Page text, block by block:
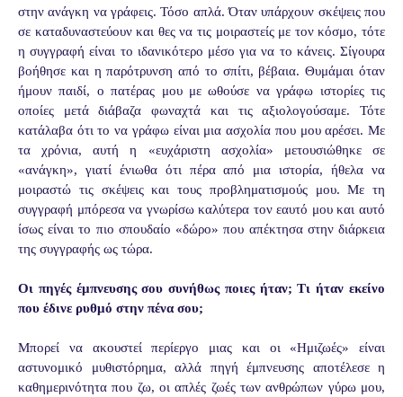
στην ανάγκη να γράφεις. Τόσο απλά. Όταν υπάρχουν σκέψεις που
σε καταδυναστεύουν και θες να τις μοιραστείς με τον κόσμο, τότε
η συγγραφή είναι το ιδανικότερο μέσο για να το κάνεις. Σίγουρα
βοήθησε και η παρότρυνση από το σπίτι, βέβαια. Θυμάμαι όταν
ήμουν παιδί, ο πατέρας μου με ωθούσε να γράφω ιστορίες τις
οποίες μετά διάβαζα φωναχτά και τις αξιολογούσαμε. Τότε
κατάλαβα ότι το να γράφω είναι μια ασχολία που μου αρέσει. Με
τα χρόνια, αυτή η «ευχάριστη ασχολία» μετουσιώθηκε σε
«ανάγκη», γιατί ένιωθα ότι πέρα από μια ιστορία, ήθελα να
μοιραστώ τις σκέψεις και τους προβληματισμούς μου. Με τη
συγγραφή μπόρεσα να γνωρίσω καλύτερα τον εαυτό μου και αυτό
ίσως είναι το πιο σπουδαίο «δώρο» που απέκτησα στην διάρκεια
της συγγραφής ως τώρα.
Οι πηγές έμπνευσης σου συνήθως ποιες ήταν; Τι ήταν εκείνο
που έδινε ρυθμό στην πένα σου;
Μπορεί να ακουστεί περίεργο μιας και οι «Ημιζωές» είναι
αστυνομικό μυθιστόρημα, αλλά πηγή έμπνευσης αποτέλεσε η
καθημερινότητα που ζω, οι απλές ζωές των ανθρώπων γύρω μου,